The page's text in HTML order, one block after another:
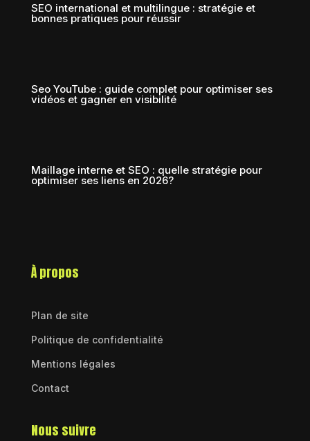
SEO international et multilingue : stratégie et
bonnes pratiques pour réussir
Seo YouTube : guide complet pour optimiser ses
vidéos et gagner en visibilité
Maillage interne et SEO : quelle stratégie pour
optimiser ses liens en 2026?
À propos
Plan de site
Politique de confidentialité
Mentions légales
Contact
Nous suivre